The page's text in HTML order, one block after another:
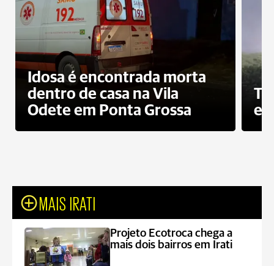
Idosa é encontrada morta
dentro de casa na Vila
Odete em Ponta Grossa
e
MAIS IRATI
Projeto Ecotroca chega a
mais dois bairros em Irati